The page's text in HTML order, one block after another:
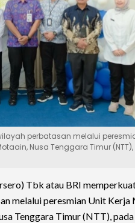
perbatasan melalui
Nusa Tenggara Timur
Tbk atau BRI
melalui peresmian Unit Kerja
Tenggara Timur (NTT),